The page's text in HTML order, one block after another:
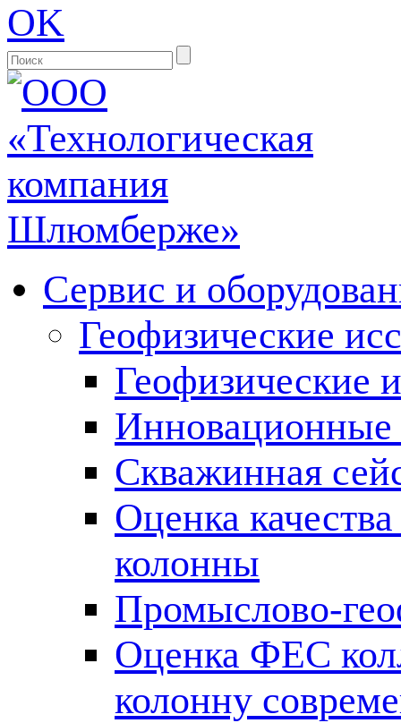
OK
Сервис и
Геофизические
Геофизические
Инновационные
Скважинная
Оценка
колонны
Промыслово-
Оценка ФЕС
колонну